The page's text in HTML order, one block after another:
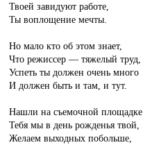
Твоей завидуют работе,
Ты воплощение мечты.
Но мало кто об этом знает,
Что режиссер — тяжелый труд,
Успеть ты должен очень много
И должен быть и там, и тут.
Нашли на съемочной площадке
Тебя мы в день рожденья твой,
Желаем выходных побольше,